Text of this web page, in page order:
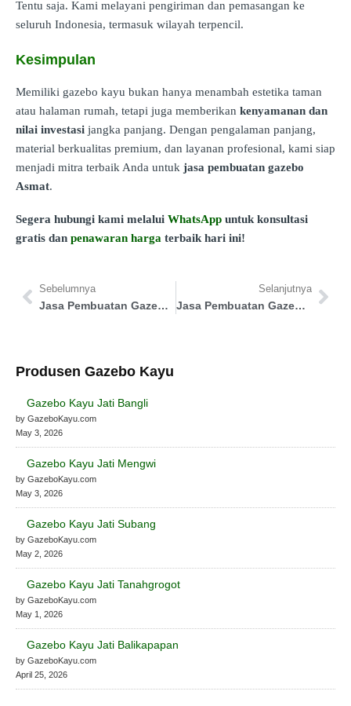
Tentu saja. Kami melayani pengiriman dan pemasangan ke
seluruh Indonesia, termasuk wilayah terpencil.
Kesimpulan
Memiliki gazebo kayu bukan hanya menambah estetika taman
atau halaman rumah, tetapi juga memberikan kenyamanan dan
nilai investasi jangka panjang. Dengan pengalaman panjang,
material berkualitas premium, dan layanan profesional, kami siap
menjadi mitra terbaik Anda untuk jasa pembuatan gazebo
Asmat.
Segera hubungi kami melalui WhatsApp untuk konsultasi
gratis dan penawaran harga terbaik hari ini!
Sebelumnya
Jasa Pembuatan Gazebo Deli Serdang
Selanjutnya
Jasa Pembuatan Gazebo Mamberamo Tengah
Produsen Gazebo Kayu
Gazebo Kayu Jati Bangli
by GazeboKayu.com
May 3, 2026
Gazebo Kayu Jati Mengwi
by GazeboKayu.com
May 3, 2026
Gazebo Kayu Jati Subang
by GazeboKayu.com
May 2, 2026
Gazebo Kayu Jati Tanahgrogot
by GazeboKayu.com
May 1, 2026
Gazebo Kayu Jati Balikapapan
by GazeboKayu.com
April 25, 2026